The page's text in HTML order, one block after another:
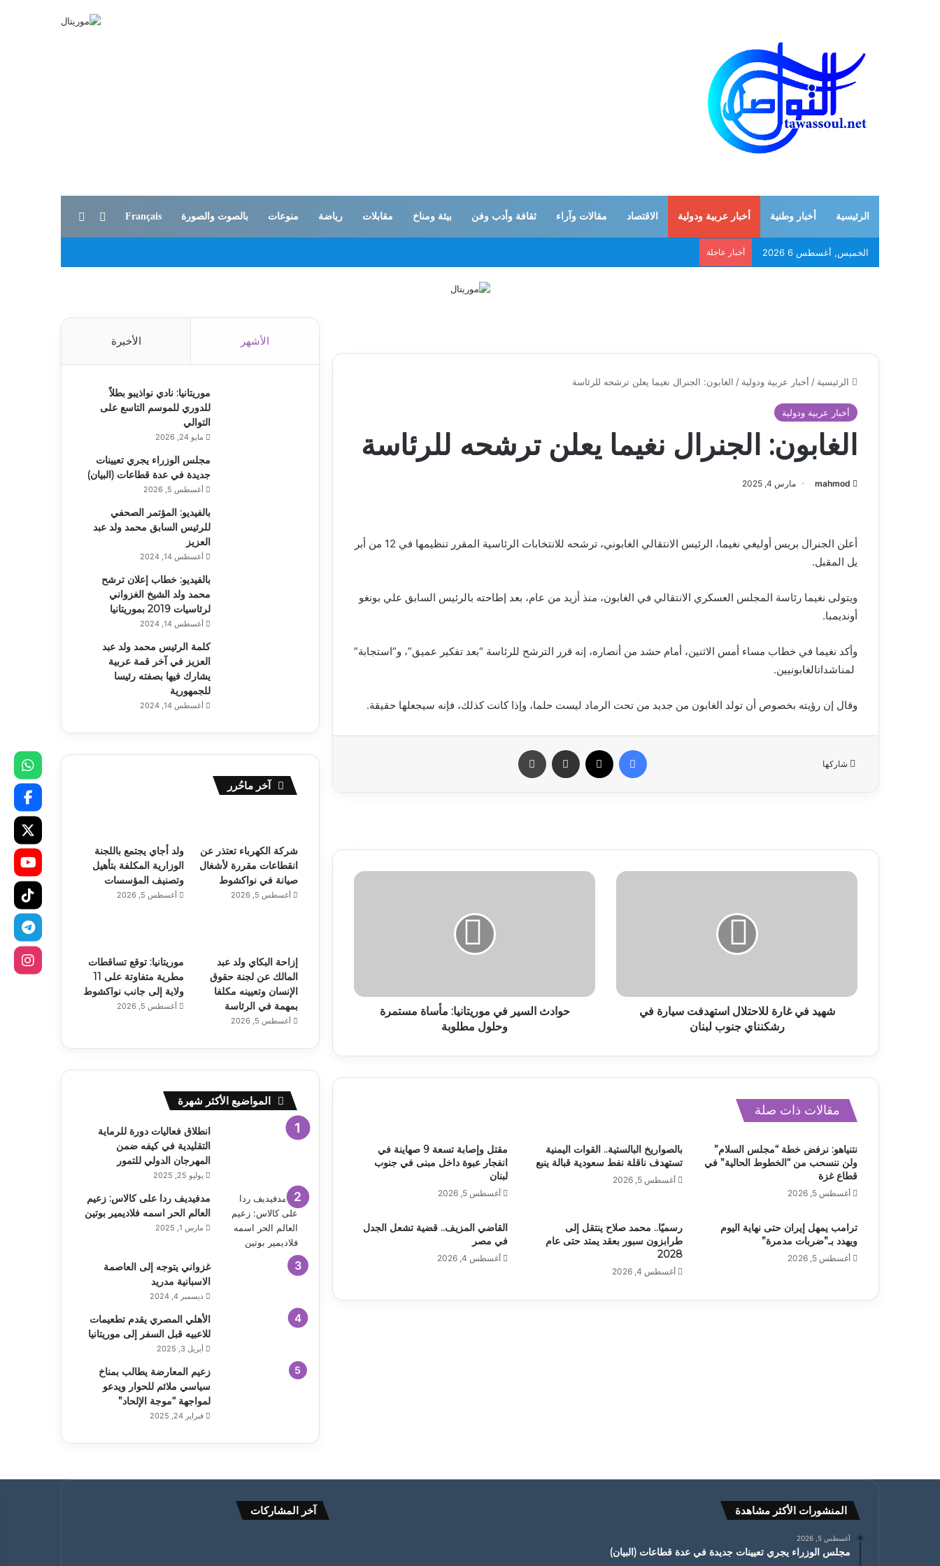
الرئيسية أخبار وطنية أخبار عربية ودولية الاقتصاد مقالات وآراء ثقافة وأدب وفن بيئة ومناخ مقابلات رياضة منوعات بالصوت والصورة Français الوضع المظلم
الخميس, أغسطس 6 2026 أخبار عاجلة
الرئيسية / أخبار عربية ودولية / الغابون: الجنرال نغيما يعلن ترشحه للرئاسة
أخبار عربية ودولية
الغابون: الجنرال نغيما يعلن ترشحه للرئاسة
mahmod مارس 4, 2025
أعلن الجنرال بريس أوليغي نغيما، الرئيس الانتقالي الغابوني، ترشحه للانتخابات الرئاسية المقرر تنظيمها في 12 من أبر
يل المقبل.
ويتولى نغيما رئاسة المجلس العسكري الانتقالي في الغابون، منذ أزيد من عام، بعد إطاحته بالرئيس السابق علي بونغو
أونديمبا.
وأكد نغيما في خطاب مساء أمس الاثنين، أمام حشد من أنصاره، إنه قرر الترشح للرئاسة “بعد تفكير عميق”، و”استجابة”
لمناشداتالغابونيين.
وقال إن رؤيته بخصوص أن تولد الغابون من جديد من تحت الرماد ليست حلما، وإذا كانت كذلك، فإنه سيجعلها حقيقة.
شاركها
فيسبوك مشاركة عبر البريد
شهيد في غارة للاحتلال استهدفت سيارة في
رشكنناي جنوب لبنان
حوادث السير في موريتانيا: مأساة مستمرة
وحلول مطلوبة
مقالات ذات صلة
نتنياهو: نرفض خطة “مجلس السلام”
ولن ننسحب من “الخطوط الحالية” في
قطاع غزة
أغسطس 5, 2026
بالصواريخ البالستية.. القوات اليمنية
تستهدف ناقلة نفط سعودية قبالة ينبع
أغسطس 5, 2026
مقتل وإصابة تسعة 9 صهاينة في
انفجار عبوة داخل مبنى في جنوب
لبنان
أغسطس 5, 2026
ترامب يمهل إيران حتى نهاية اليوم
ويهدد بـ”ضربات مدمرة”
أغسطس 5, 2026
رسميًا.. محمد صلاح ينتقل إلى
طرابزون سبور بعقد يمتد حتى عام
2028
أغسطس 4, 2026
القاضي المزيف.. قضية تشعل الجدل
في مصر
أغسطس 4, 2026
الأشهر الأخيرة
موريتانيا: نادي نواذيبو بطلاً
للدوري للموسم التاسع على
التوالي
مايو 24, 2026
مجلس الوزراء يجري تعيينات
جديدة في عدة قطاعات (البيان)
أغسطس 5, 2026
بالفيديو: المؤتمر الصحفي
للرئيس السابق محمد ولد عبد
العزيز
أغسطس 14, 2024
بالفيديو: خطاب إعلان ترشح
محمد ولد الشيخ الغزواني
لرئاسيات 2019 بموريتانيا
أغسطس 14, 2024
كلمة الرئيس محمد ولد عبد
العزيز في آخر قمة عربية
يشارك فيها بصفته رئيسا
للجمهورية
أغسطس 14, 2024
آخر ماحُرر
شركة الكهرباء تعتذر عن
انقطاعات مقررة لأشغال
صيانة في نواكشوط
أغسطس 5, 2026
ولد أجاي يجتمع باللجنة
الوزارية المكلفة بتأهيل
وتصنيف المؤسسات
أغسطس 5, 2026
إزاحة البكاي ولد عبد
المالك عن لجنة حقوق
الإنسان وتعيينه مكلفا
بمهمة في الرئاسة
أغسطس 5, 2026
موريتانيا: توقع تساقطات
مطرية متفاوتة على 11
ولاية إلى جانب نواكشوط
أغسطس 5, 2026
المواضيع الأكثر شهرة
انطلاق فعاليات دورة للرماية
التقليدية في كيفه ضمن
المهرجان الدولي للتمور
يوليو 25, 2025
مدفيديف ردا على كالاس: زعيم
العالم الحر اسمه فلاديمير بوتين
مارس 1, 2025
غزواني يتوجه إلى العاصمة
الاسبانية مدريد
ديسمبر 4, 2024
الأهلي المصري يقدم تطعيمات
للاعبيه قبل السفر إلى موريتانيا
أبريل 3, 2025
زعيم المعارضة يطالب بمناخ
سياسي ملائم للحوار ويدعو
لمواجهة “موجة الإلحاد”
فبراير 24, 2025
المنشورات الأكثر مشاهدة
أغسطس 5, 2026
مجلس الوزراء يجري تعيينات جديدة في عدة قطاعات (البيان)
آخر المشاركات